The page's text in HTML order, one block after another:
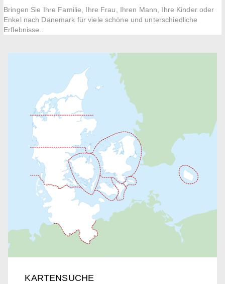
Bringen Sie Ihre Familie, Ihre Frau, Ihren Mann, Ihre Kinder oder
Enkel nach Dänemark für viele schöne und unterschiedliche
Erflebnisse..
KARTENSUCHE